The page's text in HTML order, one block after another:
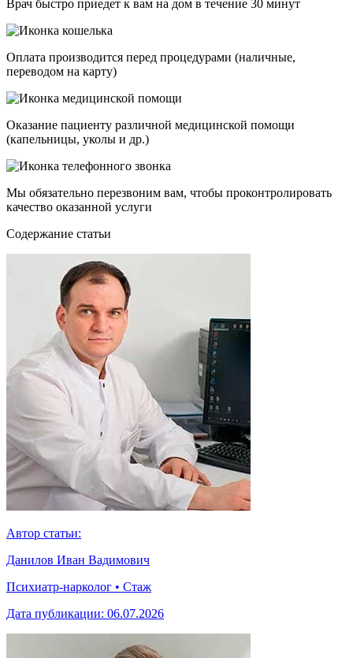
Врач быстро приедет к вам на дом в течение 30 минут
Оплата производится перед процедурами (наличные,
переводом на карту)
Оказание пациенту различной медицинской помощи
(капельницы, уколы и др.)
Мы обязательно перезвоним вам, чтобы проконтролировать
качество оказанной услуги
Cодержание статьи
Автор статьи:
Данилов Иван Вадимович
Психиатр-нарколог • Стаж
Дата публикации: 06.07.2026